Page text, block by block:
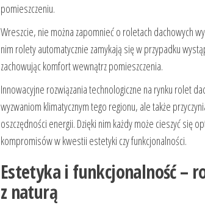
pomieszczeniu.
Wreszcie, nie można zapomnieć o roletach dachowych
nim rolety automatycznie zamykają się w przypadku
zachowując komfort wewnątrz pomieszczenia.
Innowacyjne rozwiązania technologiczne na rynku rolet
wyzwaniom klimatycznym tego regionu, ale także
oszczędności energii. Dzięki nim każdy może cieszyć się
kompromisów w kwestii estetyki czy funkcjonalności.
Estetyka i funkcjonalność –
z naturą